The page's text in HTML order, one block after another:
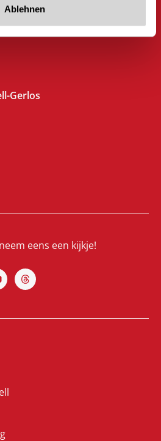
Ablehnen
Gerlos
eens een kijkje!